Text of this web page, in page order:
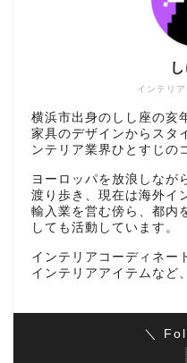
インテリ
横浜市出身のしし座の亥
家具のデザインからスタ
ンテリア業界ひとすじの
ヨーロッパを放浪しなが
渡り歩き、現在は海外イ
輸入業を営む傍ら、都内
しても活動しています。
インテリアコーディネー
インテリアアイテムなど
＼